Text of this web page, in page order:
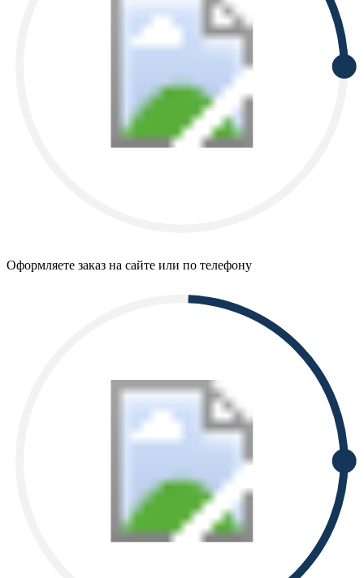
Оформляете заказ на сайте или по телефону